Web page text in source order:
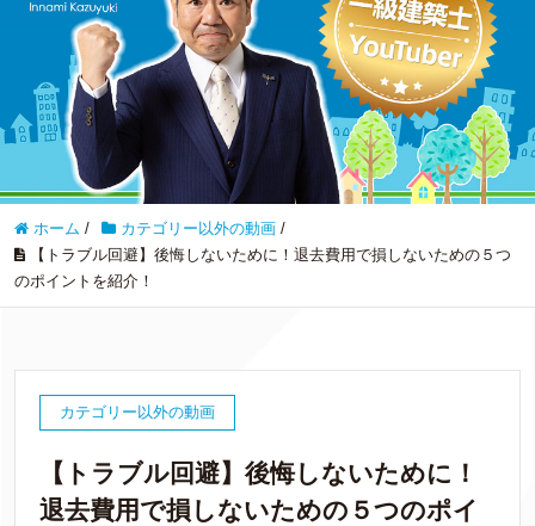
ホーム / カテゴリー以外の動画 /
【トラブル回避】後悔しないために！退去費用で損しないための５つ
のポイントを紹介！
カテゴリー以外の動画
【トラブル回避】後悔しないために！
退去費用で損しないための５つのポイ